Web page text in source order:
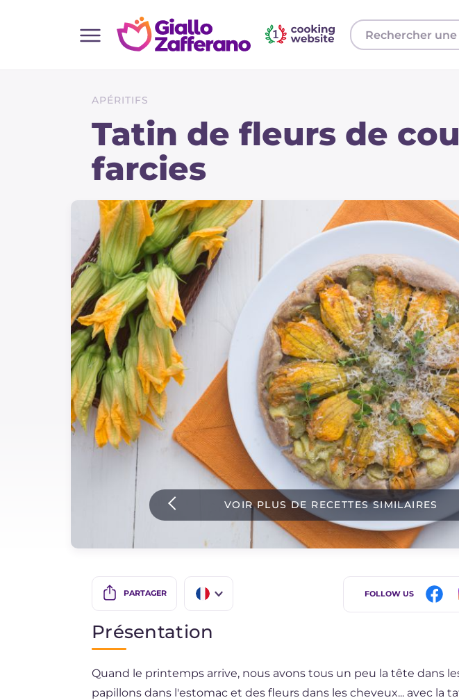
Toutes les recettes
Plats principaux
Accompagnement
Pizzas et focaccia
Gateaux et patisserie
Dernieres recettes
IT Website
Instagram
YouTube
APÉRITIFS
Tatin de fleurs de
farcies
VOIR PLUS DE RECETTES SIMILAIRES
PARTAGER
ES
FOLLOW US
Présentation
Quand le printemps arrive, nous avons tous un peu la tête dans
papillons dans l'estomac et des fleurs dans les cheveux... avec la